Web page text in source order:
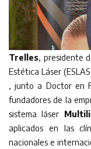
Trelles, presidente
Estética Láser
, junto a Doctor en
fundadores de la
sistema láser
aplicados en las
nacionales e